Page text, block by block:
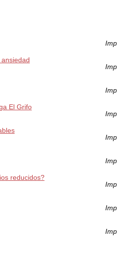
El Grifo
reducidos?